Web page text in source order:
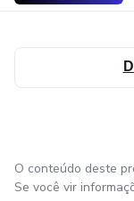
O conteúdo deste
Se você vir